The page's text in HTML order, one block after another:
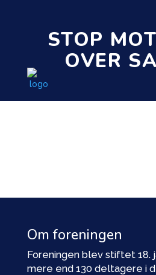
STOP
OVER
Om foreningen
Foreningen blev stiftet 18.
mere end 130 deltagere i